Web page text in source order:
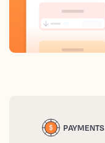
PAYMENTS